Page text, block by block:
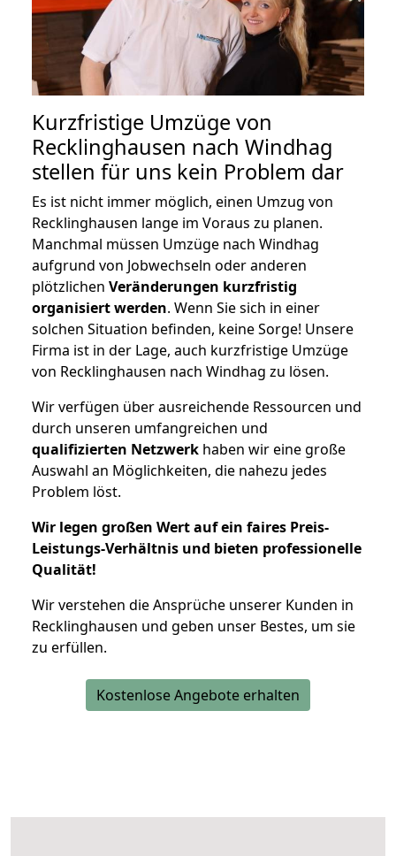
Kurzfristige Umzüge von
Recklinghausen nach Windhag
stellen für uns kein Problem dar
Es ist nicht immer möglich, einen Umzug von
Recklinghausen lange im Voraus zu planen.
Manchmal müssen Umzüge nach Windhag
aufgrund von Jobwechseln oder anderen
plötzlichen Veränderungen kurzfristig
organisiert werden. Wenn Sie sich in einer
solchen Situation befinden, keine Sorge! Unsere
Firma ist in der Lage, auch kurzfristige Umzüge
von Recklinghausen nach Windhag zu lösen.
Wir verfügen über ausreichende Ressourcen und
durch unseren umfangreichen und
qualifizierten Netzwerk haben wir eine große
Auswahl an Möglichkeiten, die nahezu jedes
Problem löst.
Wir legen großen Wert auf ein faires Preis-
Leistungs-Verhältnis und bieten professionelle
Qualität!
Wir verstehen die Ansprüche unserer Kunden in
Recklinghausen und geben unser Bestes, um sie
zu erfüllen.
Kostenlose Angebote erhalten